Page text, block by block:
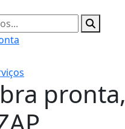
pronta,